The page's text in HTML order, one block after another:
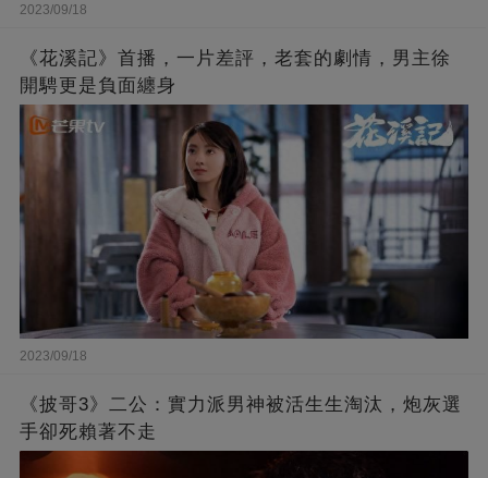
2023/09/18
《花溪記》首播，一片差評，老套的劇情，男主徐
開騁更是負面纏身
2023/09/18
《披哥3》二公：實力派男神被活生生淘汰，炮灰選
手卻死賴著不走